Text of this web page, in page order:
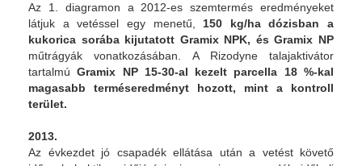
Az 1. diagramon a 2012-es szemtermés eredményeket
látjuk a vetéssel egy menetű,150 kg/ha dózisban a
kukorica sorába kijutatott Gramix NPK, és Gramix NP
műtrágyák vonatkozásában. A Rizodyne talajaktivátor
tartalmúGramix NP 15-30-al kezelt parcella 18 %-kal
magasabb terméseredményt hozott, mint a kontroll
terület.
2013.
Az évkezdet jó csapadék ellátása után a vetést követő